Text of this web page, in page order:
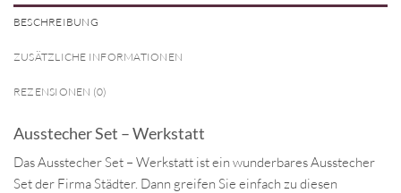
BESCHREIBUNG
ZUSÄTZLICHE INFORMATIONEN
REZENSIONEN (0)
Ausstecher Set – Werkstatt
Das Ausstecher Set – Werkstatt ist ein wunderbares Ausstecher
Set der Firma Städter. Dann greifen Sie einfach zu diesen